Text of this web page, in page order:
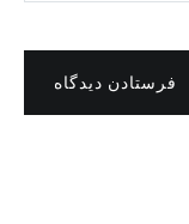
فرستادن دیدگاه